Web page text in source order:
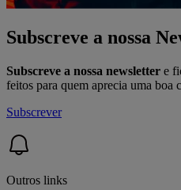
Subscreve a nossa
Subscreve a nossa newsletter e
feitos para quem aprecia uma boa
Subscrever
Outros links